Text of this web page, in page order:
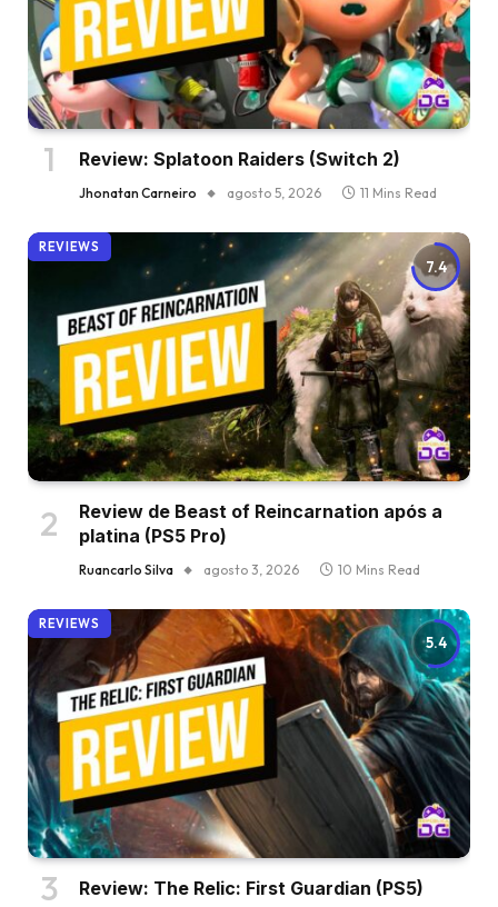
Review: Splatoon Raiders (Switch 2)
Jhonatan Carneiro agosto 5, 2026 11 Mins Read
7.4
REVIEWS
Review de Beast of Reincarnation após a
platina (PS5 Pro)
Ruancarlo Silva agosto 3, 2026 10 Mins Read
5.4
REVIEWS
Review: The Relic: First Guardian (PS5)